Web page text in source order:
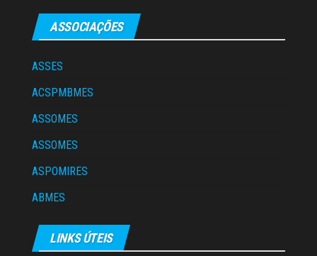
ASSOCIAÇÕES
ASSES
ACSPMBMES
ASSOMES
ASSOMES
ASPOMIRES
ABMES
LINKS ÚTEIS